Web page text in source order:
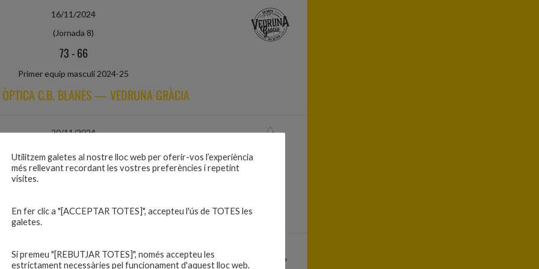
16/11/2024
(Jornada 8)
73-66
Primer equip masculí 2024-25
C.B. BLANES — VEDRUNA GRÀCIA
20/11/2024
76-73
C.B. BLANES — U.E.R. PINEDA DE MAR
24/11/2024
Utilitzem galetes al nostre lloc web per oferir-vos l’experiència
més rellevant recordant les vostres preferències i repetint
visites.
En fer clic a "[ACCEPTAR TOTES]", accepteu l'ús de TOTES les
galetes.
Si premeu "[REBUTJAR TOTES]", només accepteu les
estrictament necessàries pel funcionament d'aquest lloc web.